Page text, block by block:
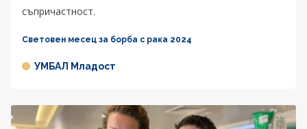
съпричастност.
Световен месец за борба с рака 2024
УМБАЛ Младост